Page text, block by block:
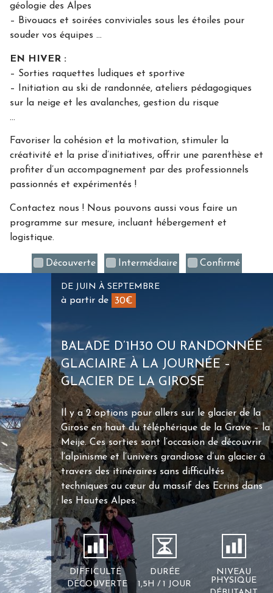
géologie des Alpes
– Bivouacs et soirées conviviales sous les étoiles pour
souder vos équipes …
EN HIVER :
– Sorties raquettes ludiques et sportive
– Initiation au ski de randonnée, ateliers pédagogiques
sur la neige et les avalanches, gestion du risque
…
Favoriser la cohésion et la motivation, stimuler la
créativité et la prise d’initiatives, offrir une parenthèse et
profiter d’un accompagnement par des professionnels
passionnés et expérimentés !
Contactez nous ! Nous pouvons aussi vous faire un
programme sur mesure, incluant hébergement et
logistique.
Découverte Intermédiaire Confirmé
DE JUIN À SEPTEMBRE
à partir de 30€
BALADE D’1H30 OU RANDONNÉE
GLACIAIRE À LA JOURNÉE –
GLACIER DE LA GIROSE
Il y a 2 options pour allers sur le glacier de la
Girose en haut du téléphérique de la Grave – la
Meije. Ces sorties sont l’occasion de découvrir
l’alpinisme et l’univers grandiose d’un glacier à
travers des itinéraires sans difficultés
techniques au cœur du massif des Ecrins dans
les Hautes Alpes.
DIFFICULTÉ
DÉCOUVERTE
DURÉE
1,5H / 1 JOUR
NIVEAU
PHYSIQUE